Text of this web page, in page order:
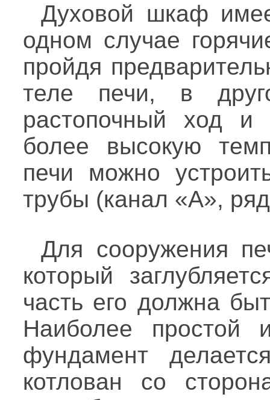
Духовой шкаф
одном случае
пройдя
теле печи, в
растопочный ход и
более высокую
печи можно
трубы (канал «А»,
Для сооружения
который
часть его должна
Наиболее простой
фундамент
котлован со